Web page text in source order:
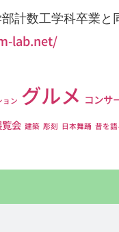
計数工学科卒業
lab.net/
ョン グルメ コンサ
覧会 建築 彫刻 日本舞踊 昔を